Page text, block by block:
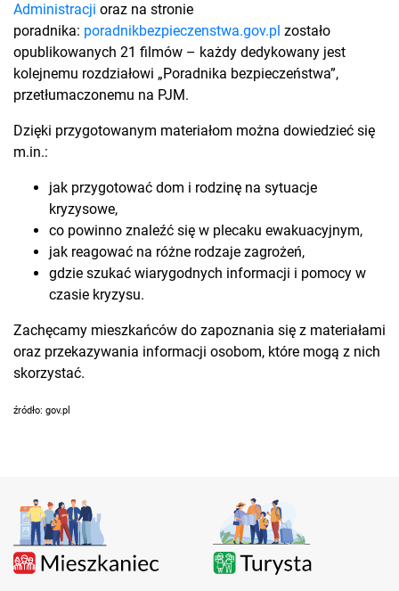
Administracji oraz na stronie
poradnika: poradnikbezpieczenstwa.gov.pl zostało
opublikowanych 21 filmów – każdy dedykowany jest
kolejnemu rozdziałowi „Poradnika bezpieczeństwa”,
przetłumaczonemu na PJM.
Dzięki przygotowanym materiałom można dowiedzieć się
m.in.:
jak przygotować dom i rodzinę na sytuacje
kryzysowe,
co powinno znaleźć się w plecaku ewakuacyjnym,
jak reagować na różne rodzaje zagrożeń,
gdzie szukać wiarygodnych informacji i pomocy w
czasie kryzysu.
Zachęcamy mieszkańców do zapoznania się z materiałami
oraz przekazywania informacji osobom, które mogą z nich
skorzystać.
źródło: gov.pl